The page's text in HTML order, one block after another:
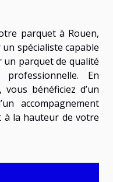
parquet à Rouen,
spécialiste capable
parquet de qualité
En
, vous bénéficiez d’un
accompagnement
à la hauteur de votre